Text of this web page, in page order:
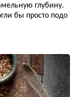
глубину.
бы просто подо